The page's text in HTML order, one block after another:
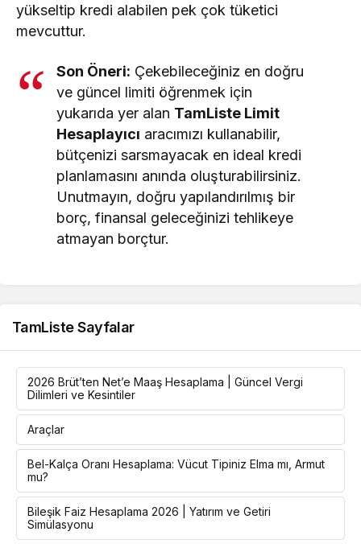
yükseltip kredi alabilen pek çok tüketici
mevcuttur.
Son Öneri: Çekebileceğiniz en doğru
ve güncel limiti öğrenmek için
yukarıda yer alan TamListe Limit
Hesaplayıcı aracımızı kullanabilir,
bütçenizi sarsmayacak en ideal kredi
planlamasını anında oluşturabilirsiniz.
Unutmayın, doğru yapılandırılmış bir
borç, finansal geleceğinizi tehlikeye
atmayan borçtur.
TamListe Sayfalar
2026 Brüt’ten Net’e Maaş Hesaplama | Güncel Vergi
Dilimleri ve Kesintiler
Araçlar
Bel-Kalça Oranı Hesaplama: Vücut Tipiniz Elma mı, Armut
mu?
Bileşik Faiz Hesaplama 2026 | Yatırım ve Getiri
Simülasyonu